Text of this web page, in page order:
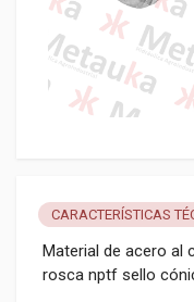
CARACTERÍSTICAS
Material de acero al
rosca nptf sello